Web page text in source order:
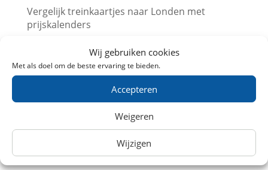
Wij gebruiken cookies
Met als doel om de beste ervaring te bieden.
Accepteren
Weigeren
Wijzigen
Vergelijk treinkaartjes naar Londen met
prijskalenders
prijskalenders
Treinkaartjes bij NS International met korting
Beurs en trein met korting (augustus 2026)
Leuk dagje uit met kinderen? Trein
Museum met korting (augustus 2026)